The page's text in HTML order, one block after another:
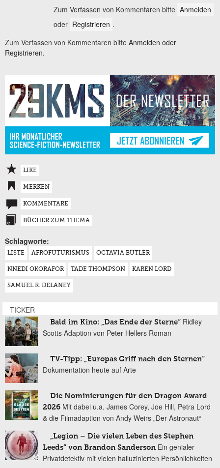
Zum Verfassen von Kommentaren bitte Anmelden
oder Registrieren .
Zum Verfassen von Kommentaren bitte Anmelden oder
Registrieren.
LIKE
MERKEN
KOMMENTARE
BÜCHER ZUM THEMA
Schlagworte:
LISTE AFROFUTURISMUS OCTAVIA BUTLER
NNEDI OKORAFOR TADE THOMPSON KAREN LORD
SAMUEL R. DELANEY
TICKER
Bald im Kino: „Das Ende der Sterne“ Ridley
Scotts Adaption von Peter Hellers Roman
TV-Tipp: „Europas Griff nach den Sternen“
Dokumentation heute auf Arte
Die Nominierungen für den Dragon Award
2026 Mit dabei u.a. James Corey, Joe Hill, Petra Lord
& die Filmadaption von Andy Weirs „Der Astronaut“
„Legion – Die vielen Leben des Stephen
Leeds“ von Brandon Sanderson Ein genialer
Privatdetektiv mit vielen halluzinierten Persönlichkeiten